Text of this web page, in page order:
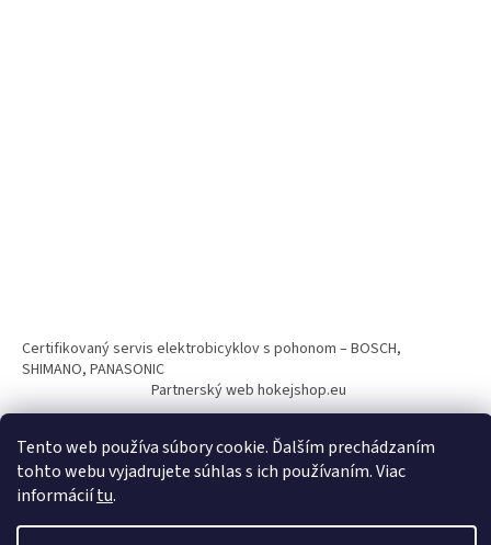
Tento web používa súbory cookie. Ďalším prechádzaním
tohto webu vyjadrujete súhlas s ich používaním. Viac
informáciítu.
Certifikovaný servis elektrobicyklov s pohonom – BOSCH,
SHIMANO, PANASONIC
Partnerský web hokejshop.eu
Vytvoril Shoptet